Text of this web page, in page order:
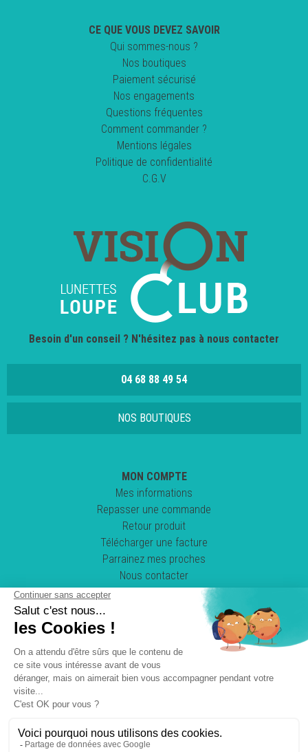
CE QUE VOUS DEVEZ SAVOIR
Qui sommes-nous ?
Nos boutiques
Paiement sécurisé
Nos engagements
Questions fréquentes
Comment commander ?
Mentions légales
Politique de confidentialité
C.G.V
Besoin d'un conseil ? N'hésitez pas à nous contacter
04 68 88 49 54
NOS BOUTIQUES
MON COMPTE
Mes informations
Repasser une commande
Retour produit
Télécharger une facture
Parrainez mes proches
Nous contacter